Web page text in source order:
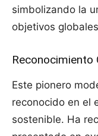
simbolizando la
objetivos
Reconocimiento
Este pionero
reconocido en el
sostenible. Ha